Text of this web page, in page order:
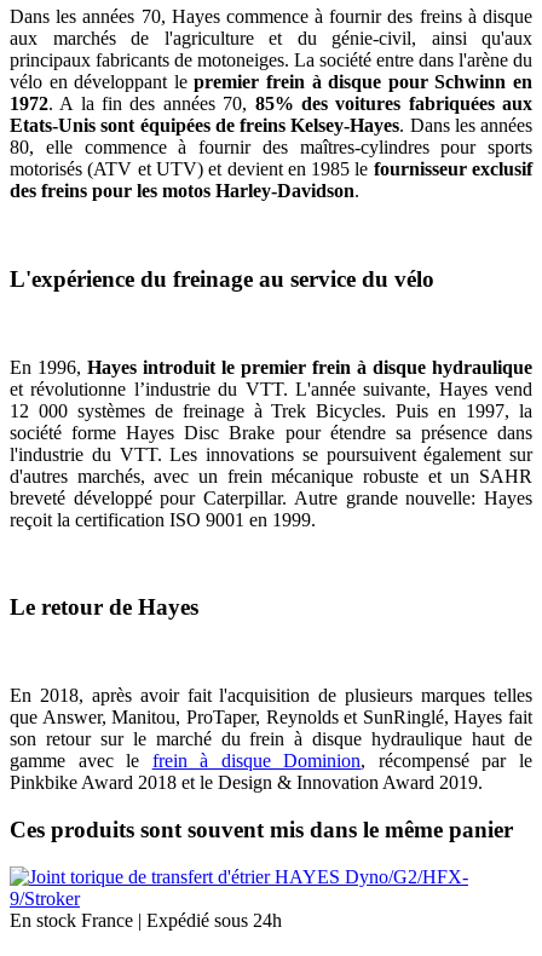
Dans les années 70, Hayes commence à fournir des freins à disque
aux marchés de l'agriculture et du génie-civil, ainsi qu'aux
principaux fabricants de motoneiges. La société entre dans l'arène du
vélo en développant lepremier frein à disque pour Schwinn en
1972. A la fin des années 70, 85% des voitures fabriquées aux
Etats-Unis sont équipées de freins Kelsey-Hayes. Dans les années
80, elle commence à fournir des maîtres-cylindres pour sports
motorisés (ATV et UTV) et devient en 1985 le fournisseur exclusif
des freins pour les motos Harley-Davidson.
L'expérience du freinage au service du vélo
En 1996, Hayes introduit le premier frein à disque hydraulique
et révolutionne l’industrie du VTT. L'année suivante, Hayes vend
12 000 systèmes de freinage à Trek Bicycles. Puis en 1997, la
société forme Hayes Disc Brake pour étendre sa présence dans
l'industrie du VTT. Les innovations se poursuivent également sur
d'autres marchés, avec un frein mécanique robuste et un SAHR
breveté développé pour Caterpillar. Autre grande nouvelle: Hayes
reçoit la certification ISO 9001 en 1999.
Le retour de Hayes
En 2018, après avoir fait l'acquisition de plusieurs marques telles
que Answer, Manitou, ProTaper, Reynolds et SunRinglé, Hayes fait
son retour sur le marché du frein à disque hydraulique haut de
gamme avec le frein à disque Dominion, récompensé par le
Pinkbike Award 2018 et le Design & Innovation Award 2019.
Ces produits sont souvent mis dans le même panier
En stock France | Expédié sous 24h